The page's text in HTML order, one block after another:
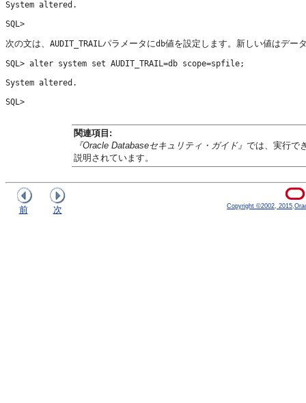
System altered.
次の文は、 AUDIT_TRAIL パラメータにdb値を設定します。新しい値はデー
SQL> alter system set AUDIT_TRAIL=db scope=spfile;
System altered.
関連項目:
『Oracle Databaseセキュリティ・ガイド』 では、実行で
説明されています。
前 次 Copyright ©2002,